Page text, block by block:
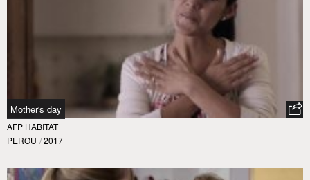
Mother's day
AFP HABITAT
PEROU / 2017